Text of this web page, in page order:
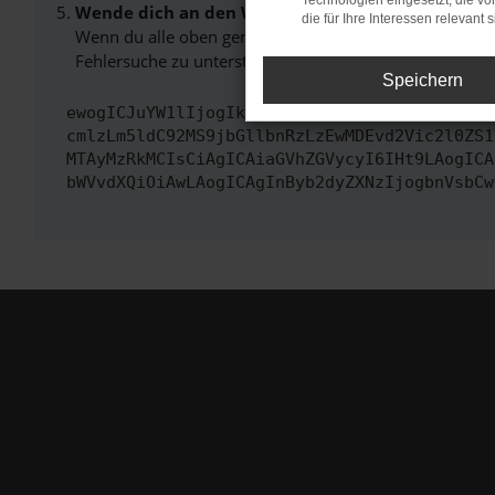
Wende dich an den Webseitenbetreiber.
Wenn du alle oben genannten Schritte versucht hast,
Fehlersuche zu unterstützen:
die für Ihre Interessen relevant
Speichern